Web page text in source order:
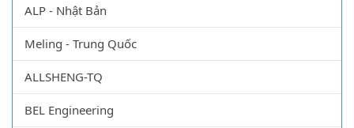
ALP - Nhật Bản
Meling - Trung Quốc
ALLSHENG-TQ
BEL Engineering